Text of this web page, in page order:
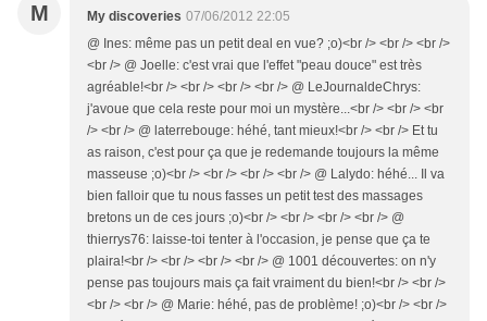
M My discoveries 07/06/2012 22:05
@ Ines: même pas un petit deal en vue? ;o)<br /> <br /> <br />
<br /> @ Joelle: c'est vrai que l'effet "peau douce" est très
agréable!<br /> <br /> <br /> <br /> @ LeJournaldeChrys:
j'avoue que cela reste pour moi un mystère...<br /> <br /> <br
/> <br /> @ laterrebouge: héhé, tant mieux!<br /> <br /> Et tu
as raison, c'est pour ça que je redemande toujours la même
masseuse ;o)<br /> <br /> <br /> <br /> @ Lalydo: héhé... Il va
bien falloir que tu nous fasses un petit test des massages
bretons un de ces jours ;o)<br /> <br /> <br /> <br /> @
thierrys76: laisse-toi tenter à l'occasion, je pense que ça te
plaira!<br /> <br /> <br /> <br /> @ 1001 découvertes: on n'y
pense pas toujours mais ça fait vraiment du bien!<br /> <br />
<br /> <br /> @ Marie: héhé, pas de problème! ;o)<br /> <br />